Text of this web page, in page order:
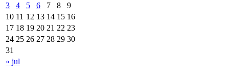
« jul
3
4 5 6 7 8
9
10 11 12 13 14 15 16
17 18 19 20 21 22 23
24 25 26 27 28 29 30
31